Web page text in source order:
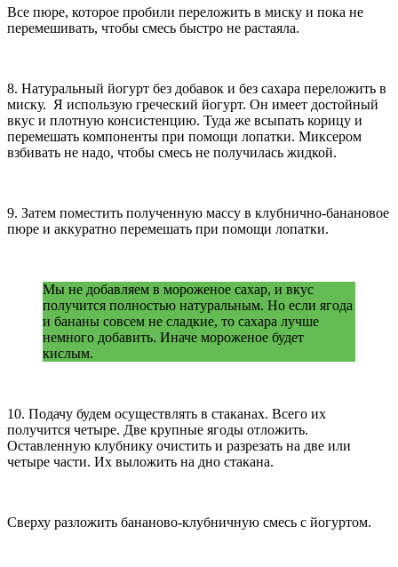
Все пюре, которое пробили переложить в миску и пока не
перемешивать, чтобы смесь быстро не растаяла.
8. Натуральный йогурт без добавок и без сахара переложить в
миску. Я использую греческий йогурт. Он имеет достойный
вкус и плотную консистенцию. Туда же всыпать корицу и
перемешать компоненты при помощи лопатки. Миксером
взбивать не надо, чтобы смесь не получилась жидкой.
9. Затем поместить полученную массу в клубнично-банановое
пюре и аккуратно перемешать при помощи лопатки.
Мы не добавляем в мороженое сахар, и вкус
получится полностью натуральным. Но если ягода
и бананы совсем не сладкие, то сахара лучше
немного добавить. Иначе мороженое будет
кислым.
10. Подачу будем осуществлять в стаканах. Всего их
получится четыре. Две крупные ягоды отложить.
Оставленную клубнику очистить и разрезать на две или
четыре части. Их выложить на дно стакана.
Сверху разложить бананово-клубничную смесь с йогуртом.